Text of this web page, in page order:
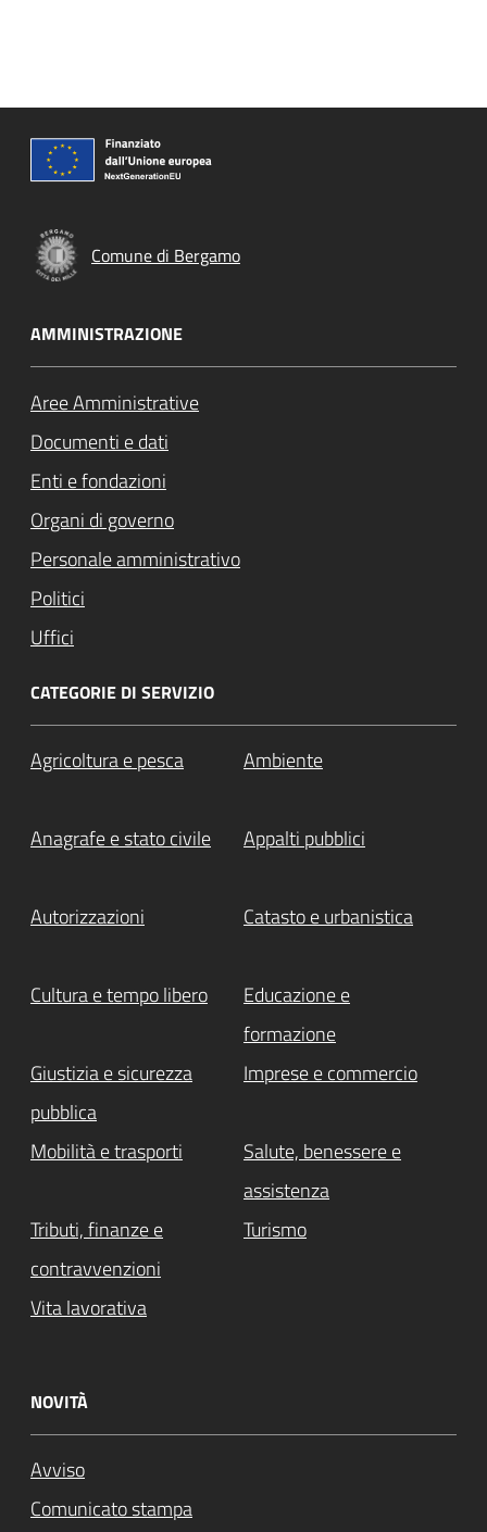
Comune di Bergamo
AMMINISTRAZIONE
Aree Amministrative
Documenti e dati
Enti e fondazioni
Organi di governo
Personale amministrativo
Politici
Uffici
CATEGORIE DI SERVIZIO
Agricoltura e pesca Ambiente
Anagrafe e stato civile Appalti pubblici
Autorizzazioni Catasto e urbanistica
Cultura e tempo libero
Educazione e
formazione
Giustizia e sicurezza
pubblica
Imprese e commercio
Mobilità e trasporti
Salute, benessere e
assistenza
Tributi, finanze e
contravvenzioni
Turismo
Vita lavorativa
NOVITÀ
Avviso
Comunicato stampa